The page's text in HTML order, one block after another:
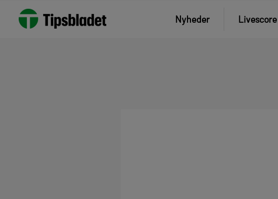
Nyheder Livescore